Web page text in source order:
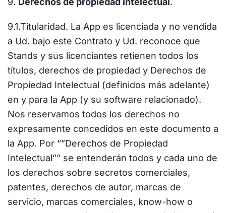
9.1.Titularidad. La App es licenciada y no vendida
a Ud. bajo este Contrato y Ud. reconoce que
Stands y sus licenciantes retienen todos los
títulos, derechos de propiedad y Derechos de
Propiedad Intelectual (definidos más adelante)
en y para la App (y su software relacionado).
Nos reservamos todos los derechos no
expresamente concedidos en este documento a
la App. Por “”Derechos de Propiedad
Intelectual”” se entenderán todos y cada uno de
los derechos sobre secretos comerciales,
patentes, derechos de autor, marcas de
servicio, marcas comerciales, know-how o